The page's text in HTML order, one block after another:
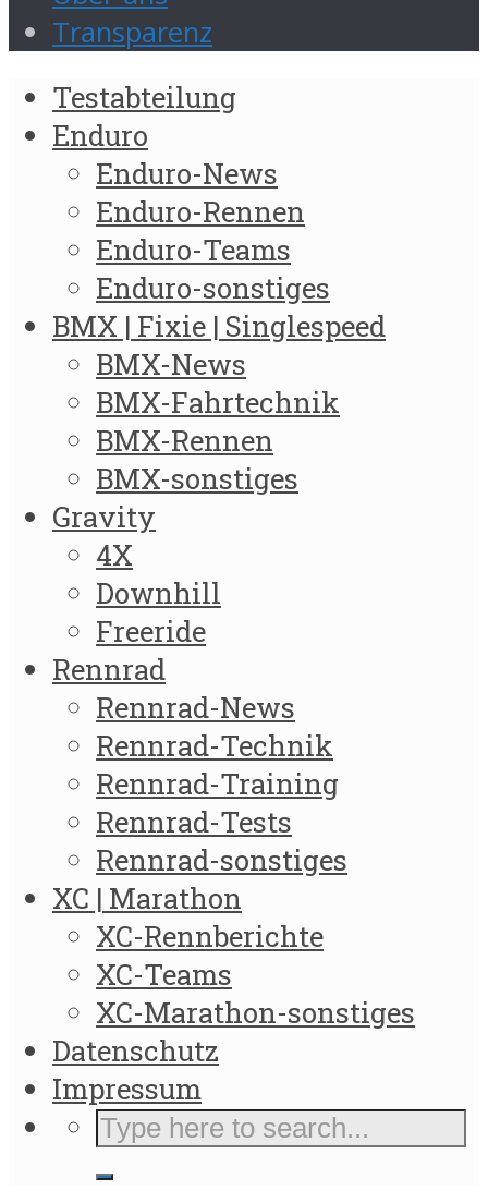
Transparenz
Testabteilung
Enduro
Enduro-News
Enduro-Rennen
Enduro-Teams
Enduro-sonstiges
BMX | Fixie | Singlespeed
BMX-News
BMX-Fahrtechnik
BMX-Rennen
BMX-sonstiges
Gravity
4X
Downhill
Freeride
Rennrad
Rennrad-News
Rennrad-Technik
Rennrad-Training
Rennrad-Tests
Rennrad-sonstiges
XC | Marathon
XC-Rennberichte
XC-Teams
XC-Marathon-sonstiges
Datenschutz
Impressum